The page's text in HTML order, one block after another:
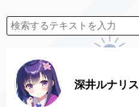
深井ルナリス